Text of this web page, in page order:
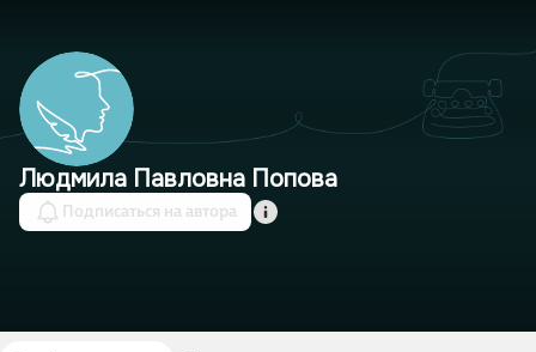
Людмила Павловна Попова
Подписаться на автора